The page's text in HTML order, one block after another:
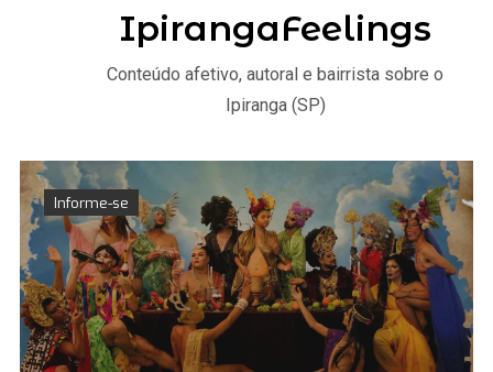
Informe-se
IpirangaFeelings
Conteúdo afetivo, autoral e bairrista sobre o
Ipiranga (SP)